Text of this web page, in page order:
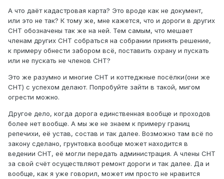
А что даёт кадастровая карта? Это вроде как не документ,
или это не так? К тому же, мне кажется, что и дороги в других
СНТ обозначены так же на ней. Тем самым, что мешает
членам других СНТ собраться на собрании принять решение,
к примеру обнести забором всё, поставить охрану и пускать
или не пускать не членов СНТ?
Это же разумно и многие СНТ и коттеджные посёлки(они же
СНТ) с успехом делают. Попробуйте зайти в такой, мигом
огрести можно.
Другое дело, когда дорога единственная вообще и проходов
более нет вообще. А мы же не знаем к примеру границ
репечихи, её устав, состав и так далее. Возможно там всё по
закону сделано, грунтовка вообще может находится в
ведении СНТ, её могли передать администрация. А члены СНТ
за свой счёт осуществляют ремонт дороги и так далее. Да и
вообще, как я уже говорил, может им просто не нравится